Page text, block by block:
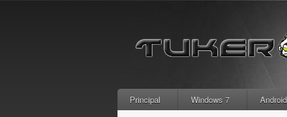
Principal Windows 7 Android